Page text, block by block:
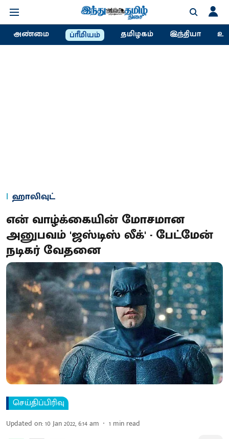
அண்மை ப்ரீமியம் தமிழகம் இந்தியா
ஹாலிவுட்
என் வாழ்க்கையின் மோசமான
அனுபவம் 'ஜஸ்டிஸ் லீக்' - பேட்மேன்
நடிகர் வேதனை
செய்திப்பிரிவு
Updated on:10 Jan 2022, 6:14 am 1 min read